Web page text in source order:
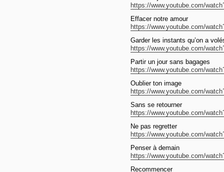
https://www.youtube.com/
Effacer notre amour
https://www.youtube.com/
Garder les instants qu’on a
https://www.youtube.com/
Partir un jour sans bagages
https://www.youtube.com/
Oublier ton image
https://www.youtube.com/
Sans se retourner
https://www.youtube.com/
Ne pas regretter
https://www.youtube.com/
Penser à demain
https://www.youtube.com/
Recommencer